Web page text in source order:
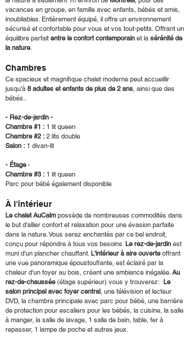
vacances en groupe, en famille avec enfants, bébés et amis,
inoubliables. Entièrement équipé, il offre un environnement
sécurisé et confortable pour vous et vos tout-petits. Offrant un
équilibre parfait entre le confort contemporain et la sérénité de
la nature.
Chambres
Ce spacieux et magnifique chalet moderne peut accueillir
jusqu'à 8 adultes et enfants de plus de 2 ans , ainsi que des
bébés..
- Rez-de-jardin -
Chambre #1 : 1 lit queen
Chambre #2 : 2 lits double
Salon : 1 divan-lit
- Étage-
Chambre #3 : 1 lit queen
Parc pour bébé également disponible
À l'intérieur
Le chalet AuCalm possède de nombreuses commodités dans
le but d'allier confort et relaxation pour une évasion parfaite
dans la nature. Vous serez enchantés par ce bel endroit,
conçu pour répondre à tous vos besoins. Le rez-de-jardin est
muni d'un plancher chauffant. L'intérieur à aire ouverteoffrant
une vue panoramique époustouflante, est éclairé par la
chaleur d'un foyer au bois, créant une ambiance inégalée. Au
rez-de-chaussée(étage supérieur) vous y trouverez: Le
salon principal avec foyer central, une télévision et lecteur
DVD, la chambre principale avec parc pour bébé, une barrière
de protection pour escaliers pour les bébés, la cuisine, la salle
à manger, la salle de lavage, 1 salle de bain, table, fer à
repasser, 1 lampe de poche et autres jeux.